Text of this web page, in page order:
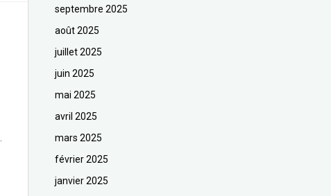
septembre 2025
août 2025
juillet 2025
juin 2025
mai 2025
avril 2025
mars 2025
février 2025
janvier 2025